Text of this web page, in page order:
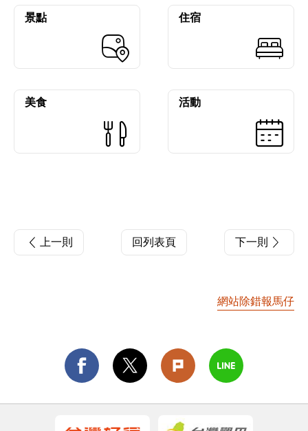
景點 住宿
美食 活動
上一則 回列表頁 下一則
網站除錯報馬仔